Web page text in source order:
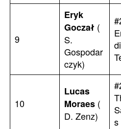
9
Eryk
Goczał (
S.
Gospodar
czyk)
10
Lucas
Moraes (
D. Zenz)
s